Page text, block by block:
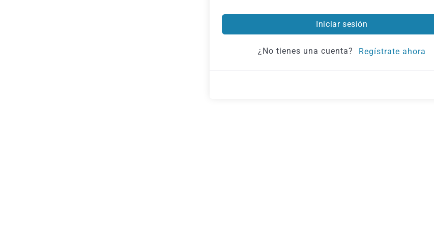
Iniciar sesión
¿No tienes una cuenta? Regístrate ahora